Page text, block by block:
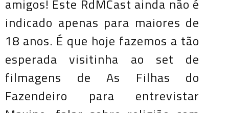
amigos! Este RdMCast ainda não é
indicado apenas para maiores de
18 anos. É que hoje fazemos a tão
esperada visitinha ao set de
filmagens de As Filhas do
Fazendeiro para entrevistar